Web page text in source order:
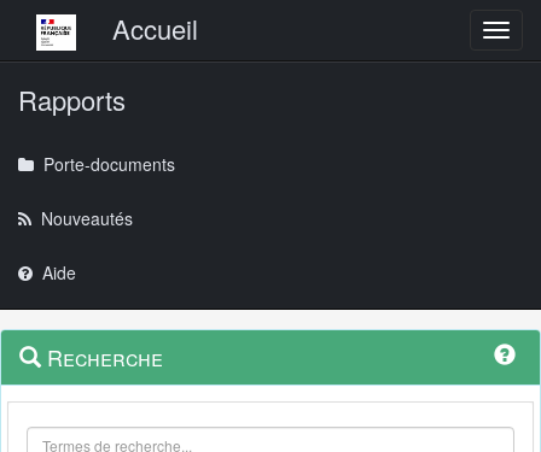
Menu principalAccueil
Rapports
Porte-documents
Nouveautés
Aide
Navigation
outils
Menu
contextuel
Recherche